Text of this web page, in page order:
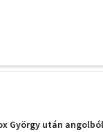
György után